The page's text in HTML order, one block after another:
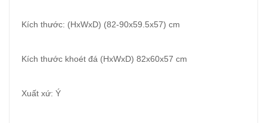
Kích thước: (HxWxD) (82-90x59.5x57) cm
Kích thước khoét đá (HxWxD) 82x60x57 cm
Xuất xứ: Ý